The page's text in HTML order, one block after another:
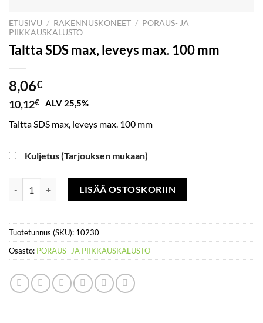
ETUSIVU / RAKENNUSKONEET / PORAUS- JA
PIIKKAUSKALUSTO
Taltta SDS max, leveys max. 100 mm
8,06€
10,12€ ALV 25,5%
Taltta SDS max, leveys max. 100 mm
Kuljetus (Tarjouksen mukaan)
Taltta SDS max, leveys max. 100 mm määrä
LISÄÄ OSTOSKORIIN
Tuotetunnus (SKU): 10230
Osasto: PORAUS- JA PIIKKAUSKALUSTO